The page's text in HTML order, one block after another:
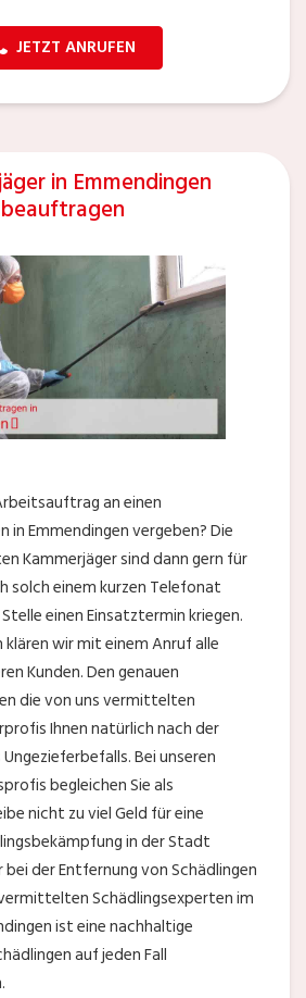
JETZT ANRUFEN
in Emmendingen
beauftragen
an einen
in Emmendingen vergeben? Die
Kammerjäger sind dann gern für
solch einem kurzen Telefonat
einen Einsatztermin kriegen.
wir mit einem Anruf alle
Kunden. Den genauen
die von uns vermittelten
Ihnen natürlich nach der
Bei unseren
begleichen Sie als
nicht zu viel Geld für eine
in der Stadt
bei der Entfernung von Schädlingen
Schädlingsexperten im
ist eine nachhaltige
auf jeden Fall